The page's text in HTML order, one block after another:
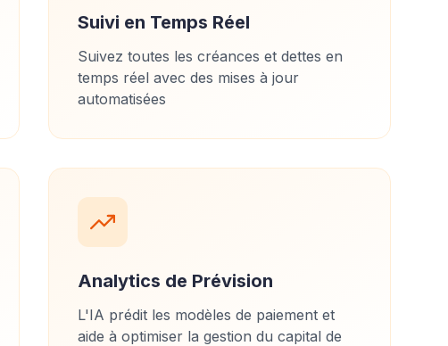
Suivi en Temps Réel
Suivez toutes les créances et dettes en
temps réel avec des mises à jour
automatisées
Analytics de Prévision
L'IA prédit les modèles de paiement et
aide à optimiser la gestion du capital de